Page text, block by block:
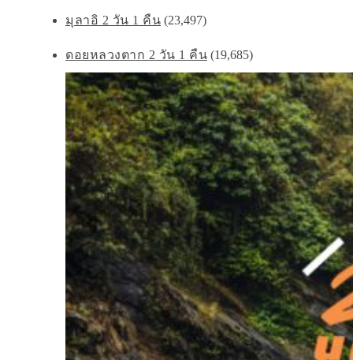
มุลาอิ 2 วัน 1 คืน (23,497)
ดอยหลวงตาก 2 วัน 1 คืน (19,685)